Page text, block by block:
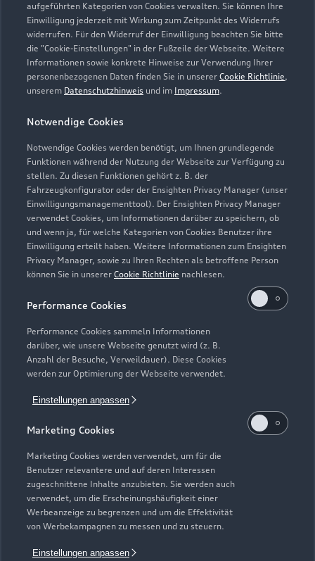
aufgeführten Kategorien von Cookies verwalten. Sie können Ihre
Einwilligung jederzeit mit Wirkung zum Zeitpunkt des Widerrufs
widerrufen. Für den Widerruf der Einwilligung beachten Sie bitte
die "Cookie-Einstellungen" in der Fußzeile der Webseite. Weitere
Informationen sowie konkrete Hinweise zur Verwendung Ihrer
personenbezogenen Daten finden Sie in unserer Cookie Richtlinie,
unserem Datenschutzhinweis und im Impressum.
Notwendige Cookies
Notwendige Cookies werden benötigt, um Ihnen grundlegende
Funktionen während der Nutzung der Webseite zur Verfügung zu
stellen. Zu diesen Funktionen gehört z. B. der
Fahrzeugkonfigurator oder der Ensighten Privacy Manager (unser
Einwilligungsmanagementtool). Der Ensighten Privacy Manager
verwendet Cookies, um Informationen darüber zu speichern, ob
und wenn ja, für welche Kategorien von Cookies Benutzer ihre
Einwilligung erteilt haben. Weitere Informationen zum Ensighten
Privacy Manager, sowie zu Ihren Rechten als betroffene Person
können Sie in unserer Cookie Richtlinie nachlesen.
Performance Cookies
Performance Cookies sammeln Informationen
darüber, wie unsere Webseite genutzt wird (z. B.
Anzahl der Besuche, Verweildauer). Diese Cookies
werden zur Optimierung der Webseite verwendet.
Einstellungen anpassen
Marketing Cookies
Marketing Cookies werden verwendet, um für die
Benutzer relevantere und auf deren Interessen
zugeschnittene Inhalte anzubieten. Sie werden auch
verwendet, um die Erscheinungshäufigkeit einer
Werbeanzeige zu begrenzen und um die Effektivität
von Werbekampagnen zu messen und zu steuern.
Einstellungen anpassen
Verkauf
Geschlossen, öffnet am Dienstag 08:30
Service
Geschlossen,öffnet amDienstag 06:30
Schautag
Geschlossen,öffnet am Sonntag 10:00
Zurück nach oben
Modelle
Elektromodelle
Plug-in-Hybride
Neuwagensuche
Gebrauchtwagensuche
Geschäftskunden
Service & Zubehör
Saisonale Angebote
Audi Services
Garantie
Audi digital services
myAudi
Support
Audi Code
Häufige Fragen (FAQ)
Audi Online Beratung
Online-Terminvereinbarung
Über Audi
Unternehmen
Karriere
Investor Relations
© 2026 AUDI AG. Alle Rechte vorbehalten
Impressum Rechtliches